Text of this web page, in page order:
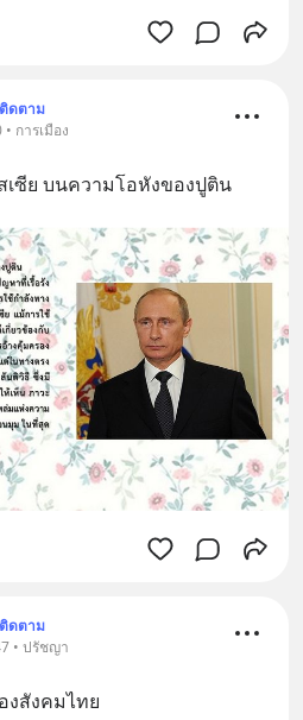
ติดตาม
การเมือง
เซีย บนความโอหังของปูติน
ติดตาม
• ปรัชญา
งสังคมไทย